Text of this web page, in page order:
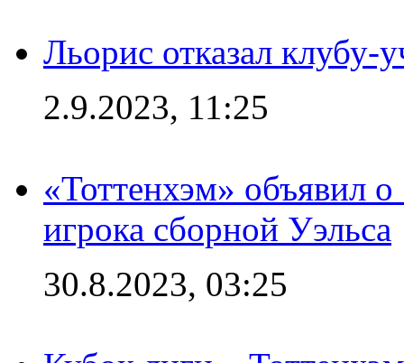
Льорис отказал клубу-
2.9.2023, 11:25
«Тоттенхэм» объявил
игрока сборной Уэльса
30.8.2023, 03:25